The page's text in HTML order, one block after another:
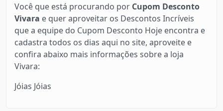
Você que está procurando por Cupom Desconto
Vivara e quer aproveitar os Descontos Incríveis
que a equipe do Cupom Desconto Hoje encontra e
cadastra todos os dias aqui no site, aproveite e
confira abaixo mais informações sobre a loja
Vivara:
Jóias Jóias